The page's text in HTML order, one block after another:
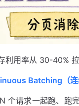
用率从 30-40%
Batching（连
请求一起跑、跑